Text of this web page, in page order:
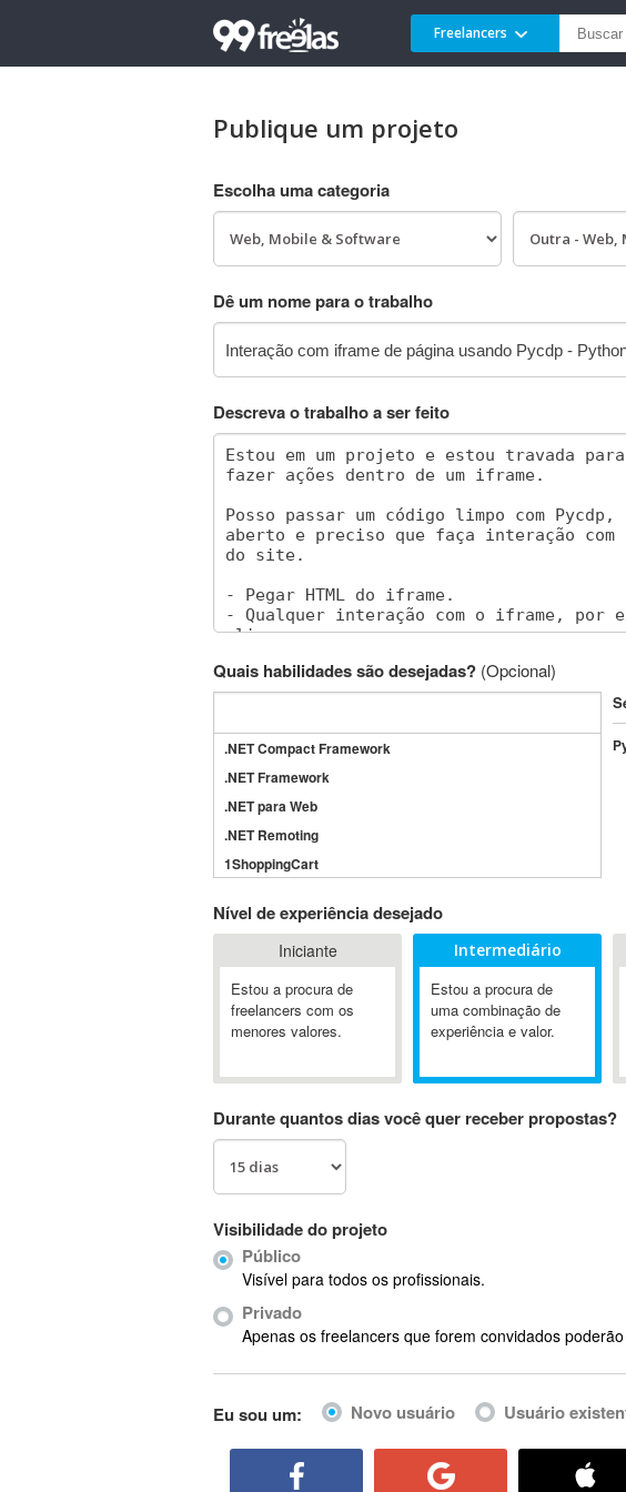
Freelancers
Publique um projeto
Escolha uma categoria
Dê um nome para o trabalho
Descreva o trabalho a ser feito
Quais habilidades são desejadas? (Opcional)
.NET Compact Framework
.NET Framework
.NET para Web
.NET Remoting
1ShoppingCart
3GSM
4D Dimension
802.11
A&P
A-GPS
Ab Initio
ABIS
AbleCommerce
Ableton Live
Abstract Window Toolkit (AWT)
Nível de experiência desejado
Iniciante
Estou a procura de
freelancers com os
menores valores.
Intermediário
Estou a procura de
uma combinação de
experiência e valor.
Durante quantos dias você quer receber propostas?
Visibilidade do projeto
Público
Visível para todos os profissionais.
Privado
Apenas os freelancers que forem convidados
Eu sou um: Novo usuário Usuário